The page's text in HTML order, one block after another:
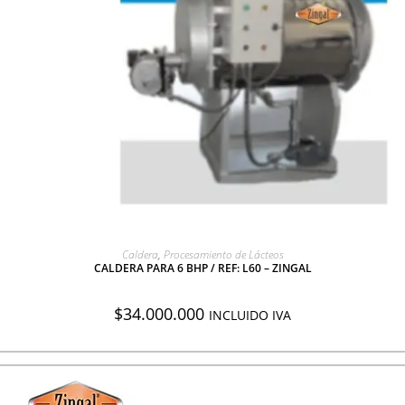
AGREGAR A COTIZACIÓN
Caldera, Procesamiento de Lácteos
CALDERA PARA 6 BHP / REF: L60 – ZINGAL
$34.000.000 INCLUIDO IVA